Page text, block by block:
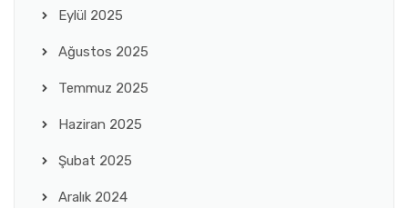
Eylül 2025
Ağustos 2025
Temmuz 2025
Haziran 2025
Şubat 2025
Aralık 2024